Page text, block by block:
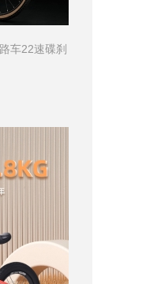
车22速碟刹